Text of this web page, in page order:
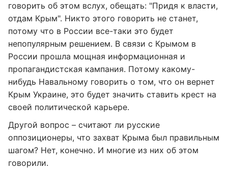
говорить об этом вслух, обещать: "Придя к власти,
отдам Крым". Никто этого говорить не станет,
потому что в России все-таки это будет
непопулярным решением. В связи с Крымом в
России прошла мощная информационная и
пропагандистская кампания. Потому какому-
нибудь Навальному говорить о том, что он вернет
Крым Украине, это будет значить ставить крест на
своей политической карьере.
Другой вопрос – считают ли русские
оппозиционеры, что захват Крыма был правильным
шагом? Нет, конечно. И многие из них об этом
говорили.